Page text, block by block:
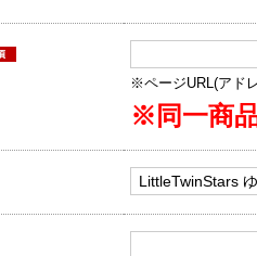
※ページURL(アド
※同一商